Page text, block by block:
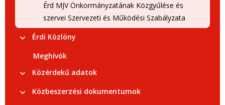
Érd MJV Önkormányzatának Közgyűlése és
szervei Szervezeti és Működési Szabályzata
Érdi Közlöny
Meghívók
Közérdekű adatok
Közbeszerzési dokumentumok